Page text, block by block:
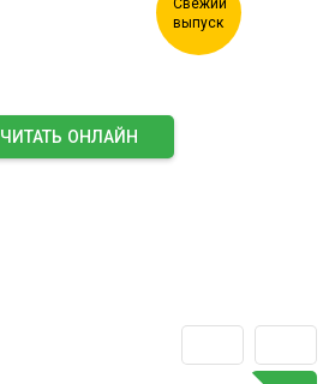
ЧИТАТЬ ОНЛАЙН